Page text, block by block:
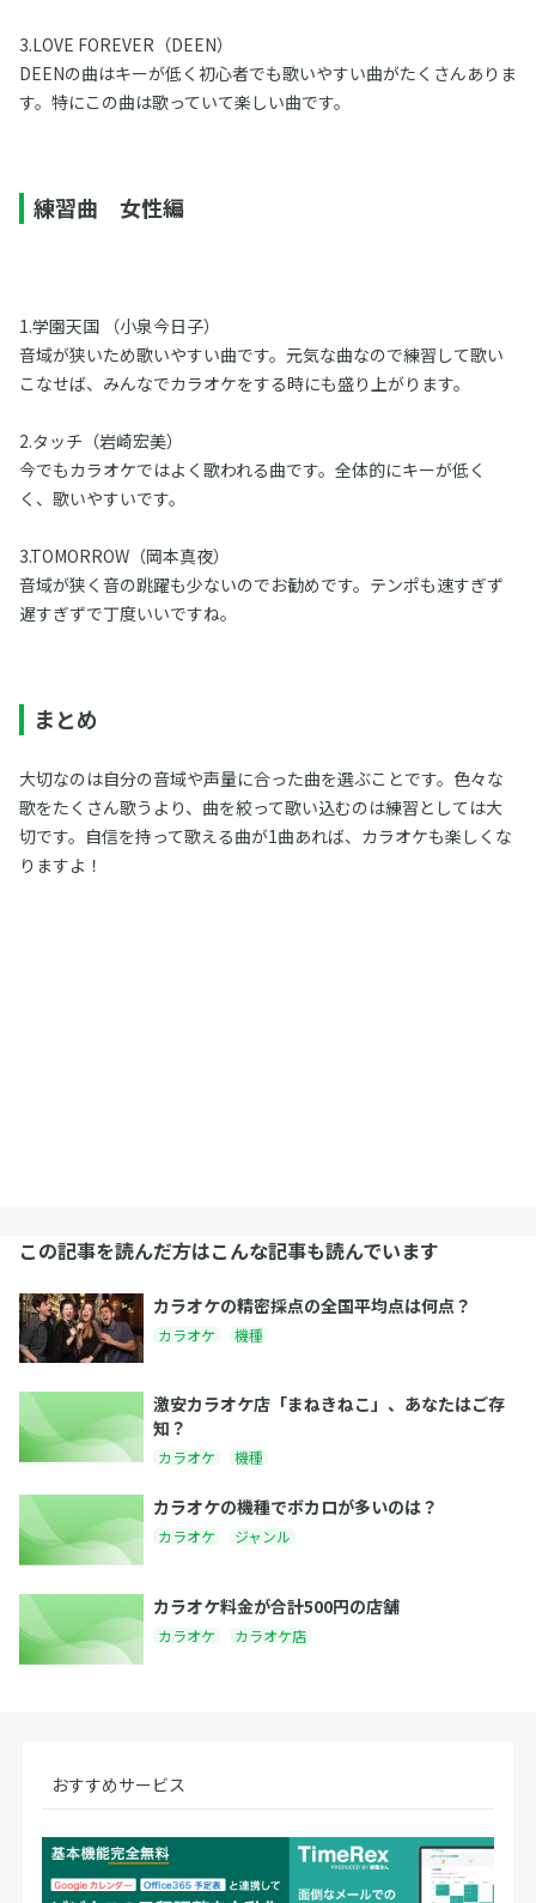
3.LOVE FOREVER（DEEN）
DEENの曲はキーが低く初心者でも歌いやすい曲がたくさんありま
す。特にこの曲は歌っていて楽しい曲です。
練習曲 女性編
1.学園天国 （小泉今日子）
音域が狭いため歌いやすい曲です。元気な曲なので練習して歌い
こなせば、みんなでカラオケをする時にも盛り上がります。
2.タッチ（岩崎宏美）
今でもカラオケではよく歌われる曲です。全体的にキーが低く
く、歌いやすいです。
3.TOMORROW（岡本真夜）
音域が狭く音の跳躍も少ないのでお勧めです。テンポも速すぎず
遅すぎずで丁度いいですね。
まとめ
大切なのは自分の音域や声量に合った曲を選ぶことです。色々な
歌をたくさん歌うより、曲を絞って歌い込むのは練習としては大
切です。自信を持って歌える曲が1曲あれば、カラオケも楽しくな
りますよ！
この記事を読んだ方はこんな記事も読んでいます
カラオケの精密採点の全国平均点は何点？
カラオケ 機種
激安カラオケ店「まねきねこ」、あなたはご存
知？
カラオケ 機種
カラオケの機種でボカロが多いのは？
カラオケ ジャンル
カラオケ料金が合計500円の店舗
カラオケ カラオケ店
おすすめサービス